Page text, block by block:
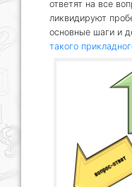
ответят на все
ликвидируют
основные шаги и
такого